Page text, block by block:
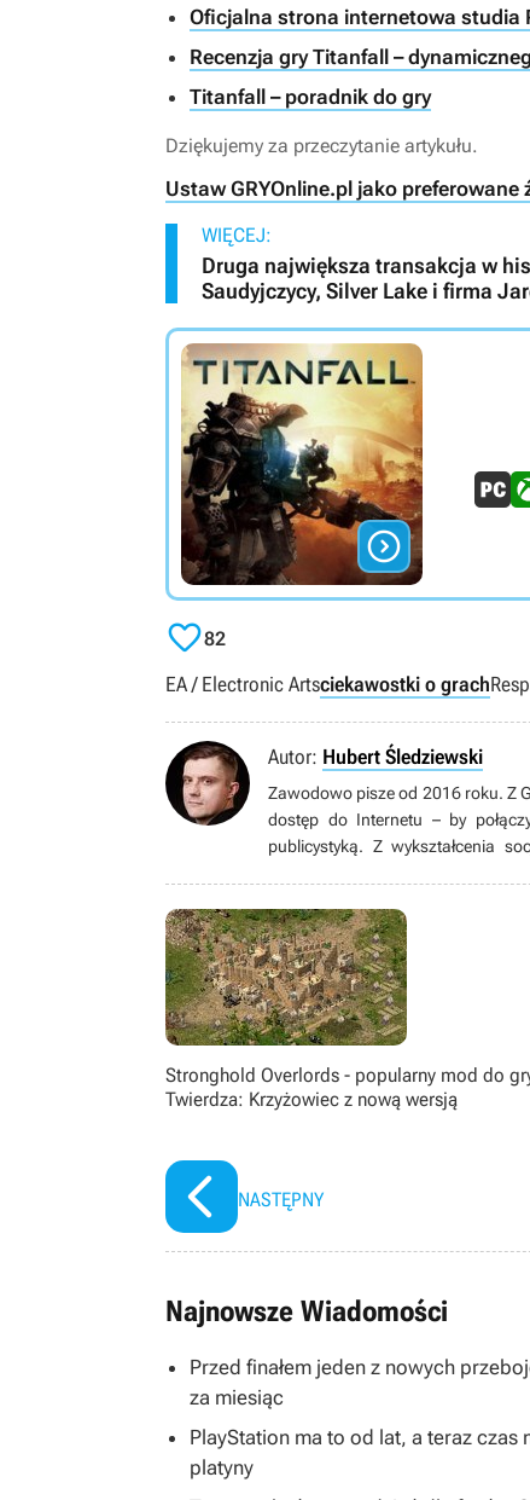
Oficjalna strona internetowa studia
Recenzja gry Titanfall –
Titanfall – poradnik do gry
Dziękujemy za przeczytanie artykułu.
Ustaw GRYOnline.pl jako preferowane
WIĘCEJ:
Druga największa transakcja w
Saudyjczycy, Silver Lake i firma

82
EA / Electronic Artsciekawostki o grach
Autor: Hubert Śledziewski
Zawodowo pisze od 2016 roku. Z
dostęp do Internetu – by
publicystyką. Z wykształcenia
Premier League, słucha
twórczość Stephena Kinga. Nie
trzyma jednak zamknięte głęboko
Stronghold Overlords - popularny mod do
Twierdza: Krzyżowiec z nową wersją
NASTĘPNY
Najnowsze Wiadomości
Przed finałem jeden z nowych
za miesiąc
PlayStation ma to od lat, a teraz
platyny